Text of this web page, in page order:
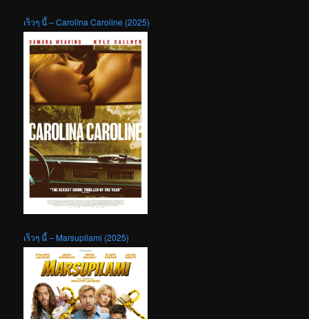
เร็วๆ นี้ – Carolina Caroline (2025)
เร็วๆ นี้ – Marsupilami (2025)